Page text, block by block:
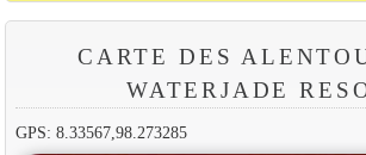
CARTE DES
WATERJADE
GPS: 8.33567,98.273285